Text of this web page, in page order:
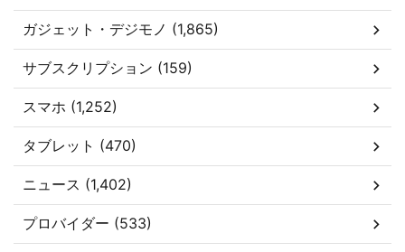
ガジェット・デジモノ (1,865)
サブスクリプション (159)
スマホ (1,252)
タブレット (470)
ニュース (1,402)
プロバイダー (533)